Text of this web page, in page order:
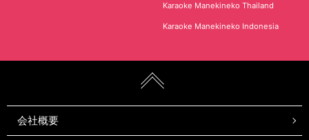
Karaoke Manekineko Thailand
Karaoke Manekineko Indonesia
会社概要